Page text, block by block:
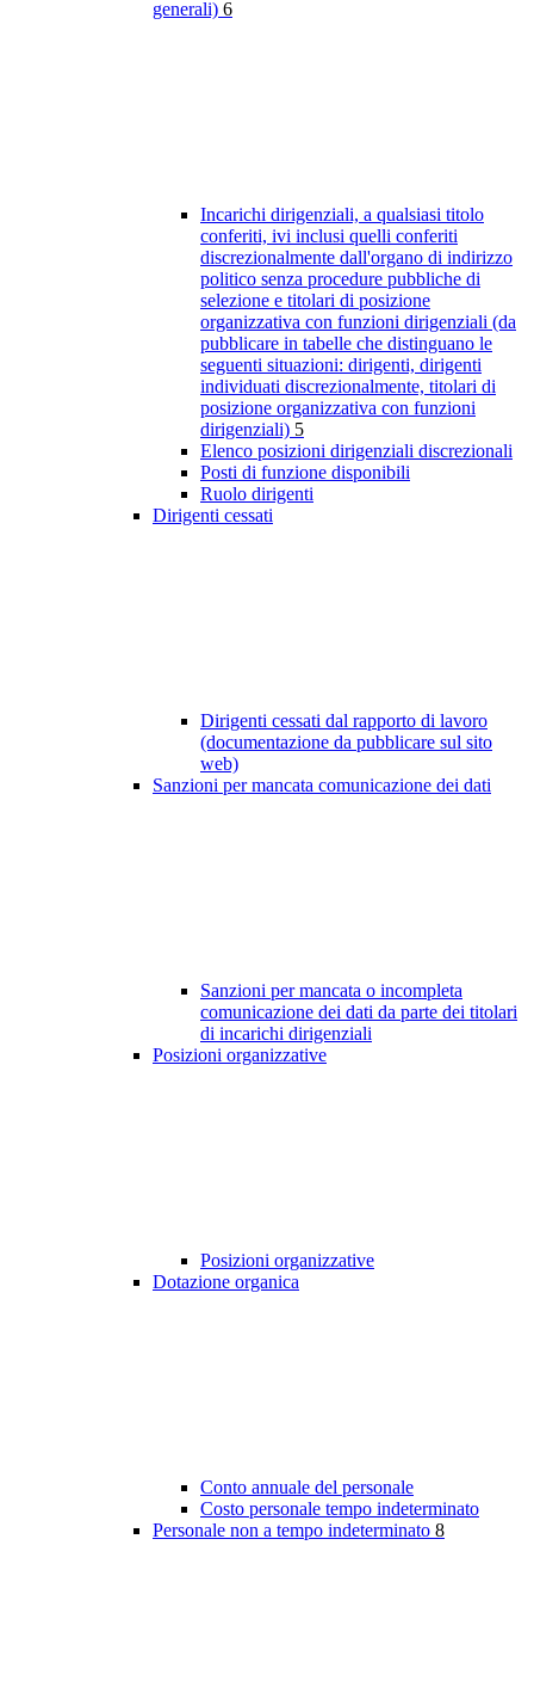
generali) 6
Incarichi dirigenziali, a qualsiasi titolo
conferiti, ivi inclusi quelli conferiti
discrezionalmente dall'organo di indirizzo
politico senza procedure pubbliche di
selezione e titolari di posizione
organizzativa con funzioni dirigenziali (da
pubblicare in tabelle che distinguano le
seguenti situazioni: dirigenti, dirigenti
individuati discrezionalmente, titolari di
posizione organizzativa con funzioni
dirigenziali) 5
Elenco posizioni dirigenziali discrezionali
Posti di funzione disponibili
Ruolo dirigenti
Dirigenti cessati
Dirigenti cessati dal rapporto di lavoro
(documentazione da pubblicare sul sito
web)
Sanzioni per mancata comunicazione dei dati
Sanzioni per mancata o incompleta
comunicazione dei dati da parte dei titolari
di incarichi dirigenziali
Posizioni organizzative
Posizioni organizzative
Dotazione organica
Conto annuale del personale
Costo personale tempo indeterminato
Personale non a tempo indeterminato 8